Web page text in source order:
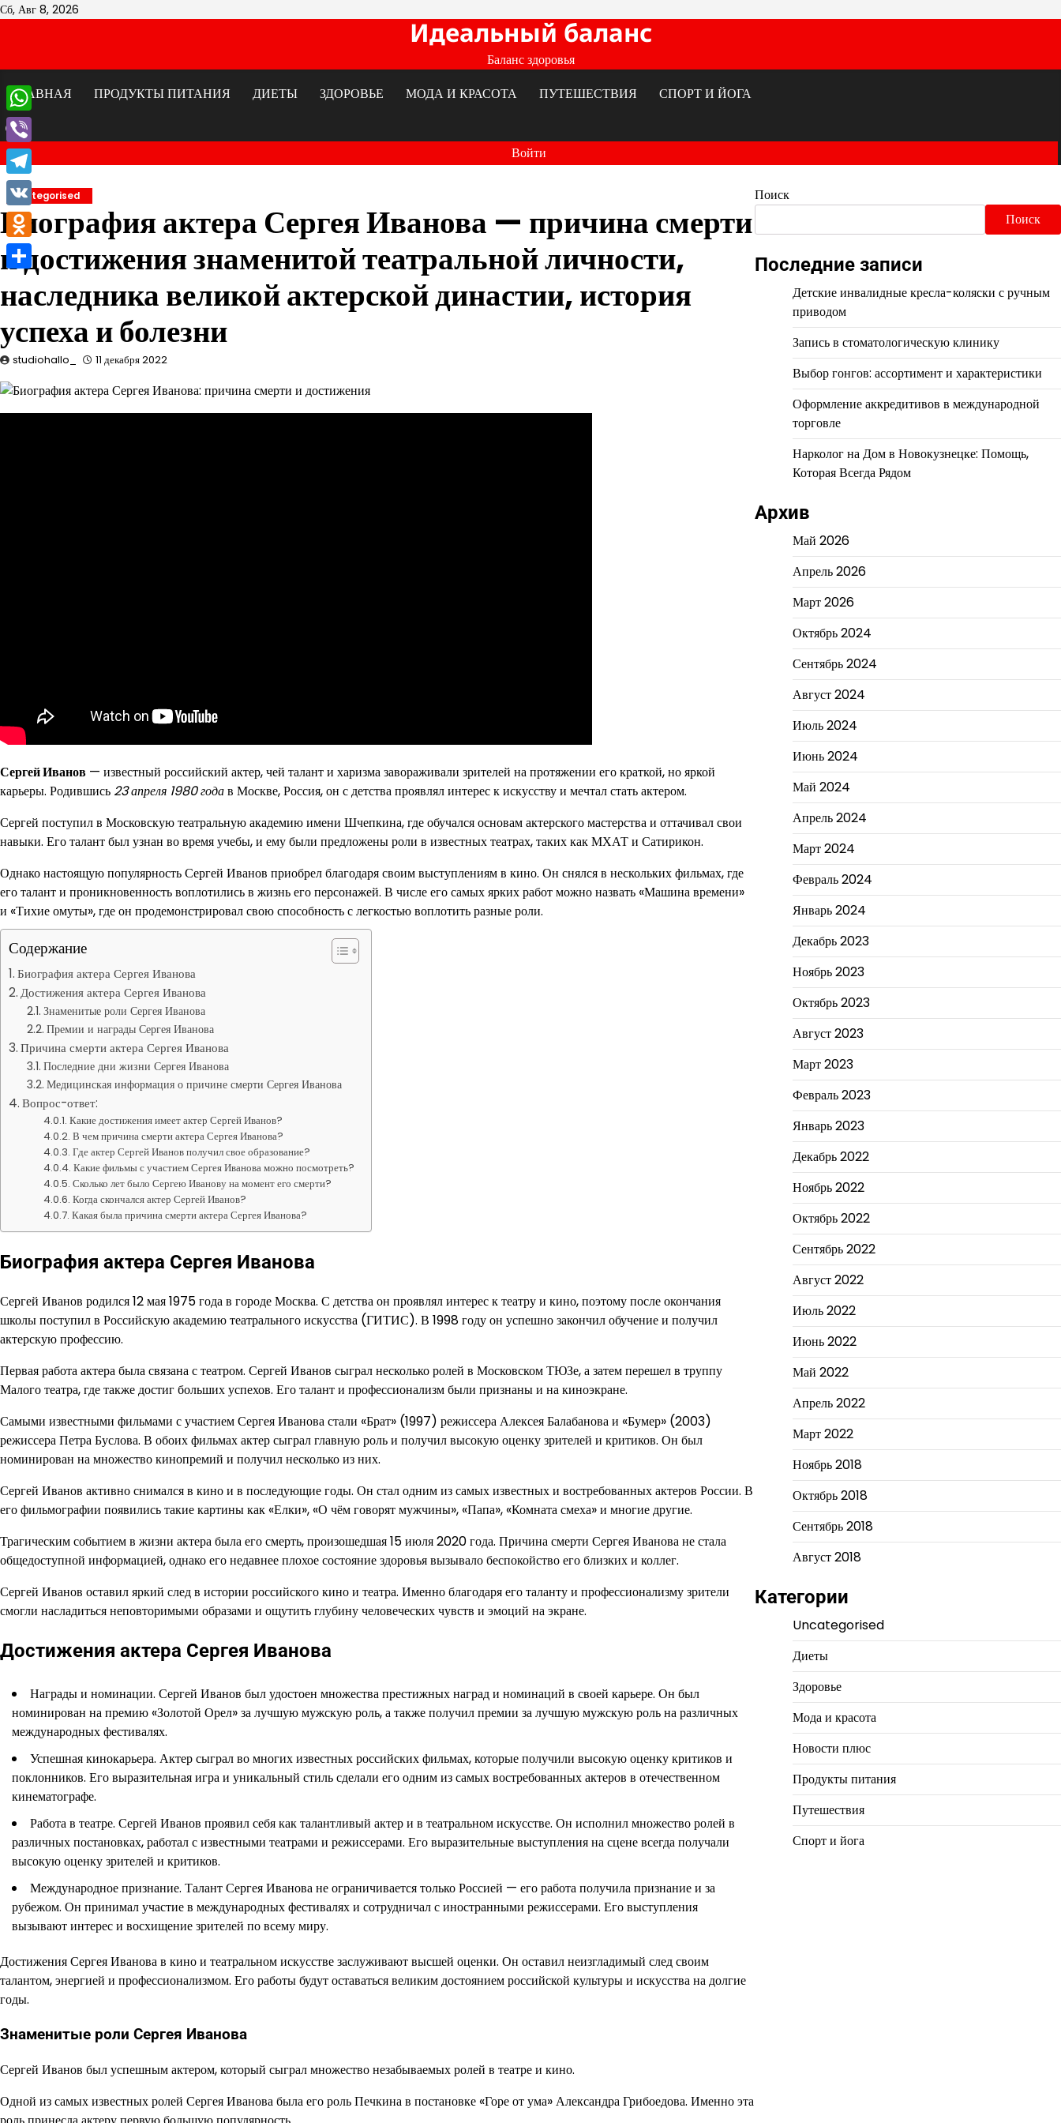
Перейти
Сб, Авг 8, 2026
Идеальный баланс
Баланс здоровья
ГЛАВНАЯ
ПРОДУКТЫ ПИТАНИЯ ДИЕТЫ ЗДОРОВЬЕ МОДА И КРАСОТА ПУТЕШЕСТВИЯ СПОРТ И ЙОГА
Войти
Uncategorised
Биография актера Сергея Иванова — причина смерти
и достижения знаменитой театральной личности,
наследника великой актерской династии, история
успеха и болезни
studiohallo_ 11 декабря 2022
Сергей Иванов — известный российский актер, чей талант и харизма завораживали зрителей на протяжении его краткой, но яркой
карьеры. Родившись 23 апреля 1980 годав Москве, Россия, он с детства проявлял интерес к искусству и мечтал стать актером.
Сергей поступил в Московскую театральную академию имени Шчепкина, где обучался основам актерского мастерства и оттачивал свои
навыки. Его талант был узнан во время учебы, и ему были предложены роли в известных театрах, таких как МХАТ и Сатирикон.
Однако настоящую популярность Сергей Иванов приобрел благодаря своим выступлениям в кино. Он снялся в нескольких фильмах, где
его талант и проникновенность воплотились в жизнь его персонажей. В числе его самых ярких работ можно назвать «Машина времени»
и «Тихие омуты», где он продемонстрировал свою способность с легкостью воплотить разные роли.
Содержание
Биография актера Сергея Иванова
Достижения актера Сергея Иванова
Знаменитые роли Сергея Иванова
Премии и награды Сергея Иванова
Причина смерти актера Сергея Иванова
Последние дни жизни Сергея Иванова
Медицинская информация о причине смерти Сергея Иванова
Вопрос-ответ:
Какие достижения имеет актер Сергей Иванов?
В чем причина смерти актера Сергея Иванова?
Где актер Сергей Иванов получил свое образование?
Какие фильмы с участием Сергея Иванова можно посмотреть?
Сколько лет было Сергею Иванову на момент его смерти?
Когда скончался актер Сергей Иванов?
Какая была причина смерти актера Сергея Иванова?
Биография актера Сергея Иванова
Сергей Иванов родился 12 мая 1975 года в городе Москва. С детства он проявлял интерес к театру и кино, поэтому после окончания
школы поступил в Российскую академию театрального искусства (ГИТИС). В 1998 году он успешно закончил обучение и получил
актерскую профессию.
Первая работа актера была связана с театром. Сергей Иванов сыграл несколько ролей в Московском ТЮЗе, а затем перешел в труппу
Малого театра, где также достиг больших успехов. Его талант и профессионализм были признаны и на киноэкране.
Самыми известными фильмами с участием Сергея Иванова стали «Брат» (1997) режиссера Алексея Балабанова и «Бумер» (2003)
режиссера Петра Буслова. В обоих фильмах актер сыграл главную роль и получил высокую оценку зрителей и критиков. Он был
номинирован на множество кинопремий и получил несколько из них.
Сергей Иванов активно снимался в кино и в последующие годы. Он стал одним из самых известных и востребованных актеров России. В
его фильмографии появились такие картины как «Елки», «О чём говорят мужчины», «Папа», «Комната смеха» и многие другие.
Трагическим событием в жизни актера была его смерть, произошедшая 15 июля 2020 года. Причина смерти Сергея Иванова не стала
общедоступной информацией, однако его недавнее плохое состояние здоровья вызывало беспокойство его близких и коллег.
Сергей Иванов оставил яркий след в истории российского кино и театра. Именно благодаря его таланту и профессионализму зрители
смогли насладиться неповторимыми образами и ощутить глубину человеческих чувств и эмоций на экране.
Достижения актера Сергея Иванова
Награды и номинации. Сергей Иванов был удостоен множества престижных наград и номинаций в своей карьере. Он был
номинирован на премию «Золотой Орел» за лучшую мужскую роль, а также получил премии за лучшую мужскую роль на различных
международных фестивалях.
Успешная кинокарьера. Актер сыграл во многих известных российских фильмах, которые получили высокую оценку критиков и
поклонников. Его выразительная игра и уникальный стиль сделали его одним из самых востребованных актеров в отечественном
кинематографе.
Работа в театре. Сергей Иванов проявил себя как талантливый актер и в театральном искусстве. Он исполнил множество ролей в
различных постановках, работал с известными театрами и режиссерами. Его выразительные выступления на сцене всегда получали
высокую оценку зрителей и критиков.
Международное признание. Талант Сергея Иванова не ограничивается только Россией — его работа получила признание и за
рубежом. Он принимал участие в международных фестивалях и сотрудничал с иностранными режиссерами. Его выступления
вызывают интерес и восхищение зрителей по всему миру.
Достижения Сергея Иванова в кино и театральном искусстве заслуживают высшей оценки. Он оставил неизгладимый след своим
талантом, энергией и профессионализмом. Его работы будут оставаться великим достоянием российской культуры и искусства на долгие
годы.
Знаменитые роли Сергея Иванова
Сергей Иванов был успешным актером, который сыграл множество незабываемых ролей в театре и кино.
Одной из самых известных ролей Сергея Иванова была его роль Печкина в постановке «Горе от ума» Александра Грибоедова. Именно эта
Поиск
Поиск
Последние записи
Детские инвалидные кресла-коляски с ручным
приводом
Запись в стоматологическую клинику
Выбор гонгов: ассортимент и характеристики
Оформление аккредитивов в международной
торговле
Нарколог на Дом в Новокузнецке: Помощь,
Которая Всегда Рядом
Архив
Май 2026
Апрель 2026
Март 2026
Октябрь 2024
Сентябрь 2024
Август 2024
Июль 2024
Июнь 2024
Май 2024
Апрель 2024
Март 2024
Февраль 2024
Январь 2024
Декабрь 2023
Ноябрь 2023
Октябрь 2023
Август 2023
Март 2023
Февраль 2023
Январь 2023
Декабрь 2022
Ноябрь 2022
Октябрь 2022
Сентябрь 2022
Август 2022
Июль 2022
Июнь 2022
Май 2022
Апрель 2022
Март 2022
Ноябрь 2018
Октябрь 2018
Сентябрь 2018
Август 2018
Категории
Uncategorised
Диеты
Здоровье
Мода и красота
Новости плюс
Продукты питания
Путешествия
Спорт и йога
WhatsApp
Viber
Telegram
VK
Odnoklassniki
Отправить